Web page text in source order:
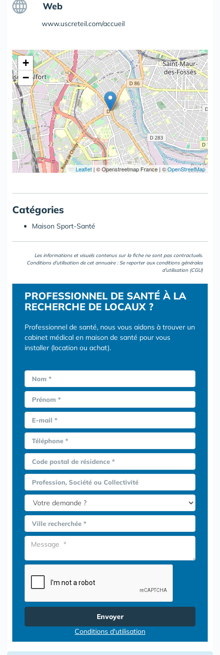
Web
www.uscreteil.com/accueil
+
−
Leaflet | © Openstreetmap France | ©OpenStreetMap
Catégories
Maison Sport-Santé
Les informations et visuels contenus sur la fiche ne sont pas contractuels.
Conditions d'utilisation de cet annuaire : Se reporter aux conditions générales
d'utilisation (CGU)
PROFESSIONNEL DE SANTÉ À LA
RECHERCHE DE LOCAUX ?
Professionnel de santé, nous vous aidons à trouver un
cabinet médical en maison de santé pour vous
installer (location ou achat).
Nom *
Prénom *
E-mail *
Téléphone *
Code postal de résidence *
Profession, Société ou Collectivité
Ville recherchée *
Envoyer
Conditions d'utilisation